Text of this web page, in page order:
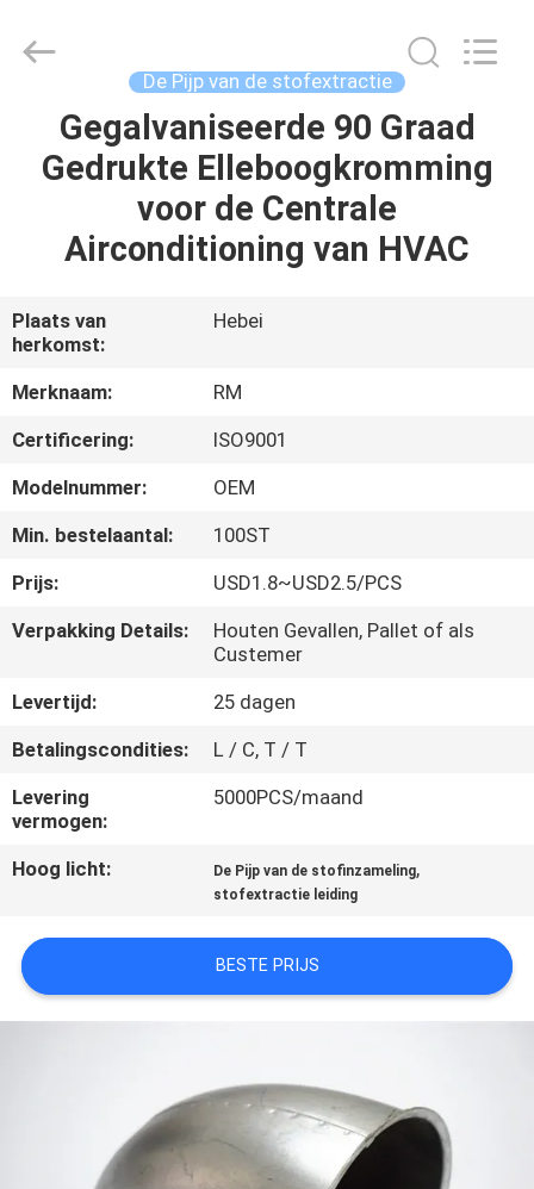
THUIS
PRODUCTEN
ONS
FABRIEKSTOCHT
KWALITEITSCONTROLE
NEEM
CONTACT
MET
OP
NIEUWS
GEVALLEN
SITEMAP
PRIVACY
WOODOO
TRADE
De Pijp van de stofextractie
Gegalvaniseerde 90 Graad
Gedrukte Elleboogkromming
voor de Centrale
Airconditioning van HVAC
Plaats van
herkomst:
Hebei
Merknaam:
RM
Certificering:
ISO9001
Modelnummer:
OEM
Min. bestelaantal:
100ST
Prijs:
USD1.8~USD2.5/PCS
Verpakking Details:
Houten Gevallen, Pallet of als
Custemer
Levertijd:
25 dagen
Betalingscondities:
L / C, T / T
Levering
vermogen:
5000PCS/maand
Hoog licht: De Pijp van de stofinzameling,
stofextractie leiding
BESTE PRIJS